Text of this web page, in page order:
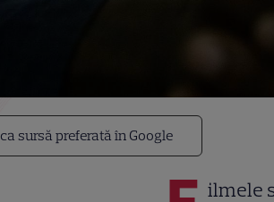
sursă preferată în Google
ilmele